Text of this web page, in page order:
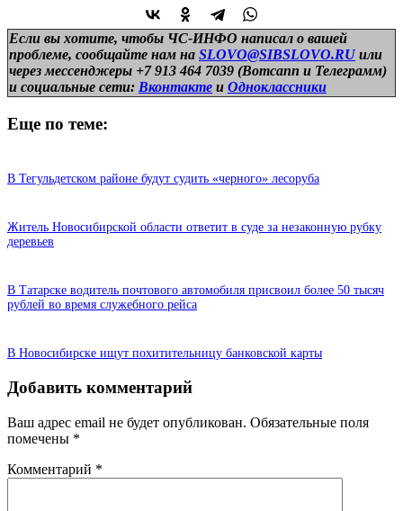
Если вы хотите, чтобы ЧС-ИНФО написал о вашей
проблеме, сообщайте нам на SLOVO@SIBSLOVO.RU или
через мессенджеры +7 913 464 7039 (Вотсапп и Телеграмм)
и социальные сети: Вконтакте и Одноклассники
Еще по теме:
В Тегульдетском районе будут судить «черного» лесоруба
Житель Новосибирской области ответит в суде за незаконную рубку
деревьев
В Татарске водитель почтового автомобиля присвоил более 50 тысяч
рублей во время служебного рейса
В Новосибирске ищут похитительницу банковской карты
Добавить комментарий
Ваш адрес email не будет опубликован. Обязательные поля
помечены *
Комментарий *